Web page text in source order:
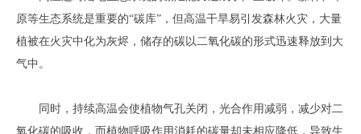
原等生态系统是重要的“碳库”，但高温干旱易引发森林火灾，大量
植被在火灾中化为灰烬，储存的碳以二氧化碳的形式迅速释放到大
气中。
同时，持续高温会使植物气孔关闭，光合作用减弱，减少对二
氧化碳的吸收，而植物呼吸作用消耗的碳量却未相应降低，导致生